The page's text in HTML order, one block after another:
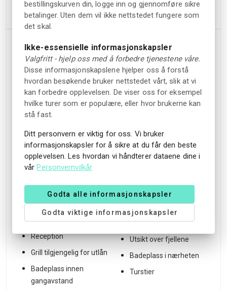
Innkvartering
Fasiliteter
Utendørs peis
Piknikområde
Grillplasser
Spill/puslespill
Parkområde
Badstue (ekstra
Kjøleskap og
kaffe-/vannkoker
Brettspill til utlån
Reception
Grill tilgjengelig for utlån
Badeplass innen
gangavstand
Kjæledyr
Kjæledyr er tillatt (mot
betaling)
Trygghet og
Røykvarslere
Førstehjelp
Beliggenhet
Utsikt over innsjøen
Utsikt over fjellene
Badeplass i nærheten
Turstier
bestillingskurven din, logge inn og gjennomføre sikre
betalinger. Uten dem vil ikke nettstedet fungere som
det skal.
Ikke-essensielle informasjonskapsler
Valgfritt - hjelp oss med å forbedre tjenestene våre.
Disse informasjonskapslene hjelper oss å forstå
hvordan besøkende bruker nettstedet vårt, slik at vi
kan forbedre opplevelsen. De viser oss for eksempel
hvilke turer som er populære, eller hvor brukerne kan
stå fast.
Ditt personvern er viktig for oss. Vi bruker
informasjonskapsler for å sikre at du får den beste
opplevelsen. Les hvordan vi håndterer dataene dine i
vårPersonvernvilkår
Godta alle informasjonskapsler
Godta viktige informasjonskapsler